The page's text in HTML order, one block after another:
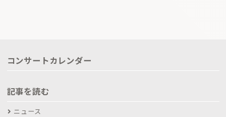
コンサートカレンダー
記事を読む
ニュース